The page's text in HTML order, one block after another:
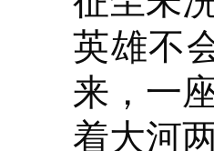
英雄不
来，一
着大河